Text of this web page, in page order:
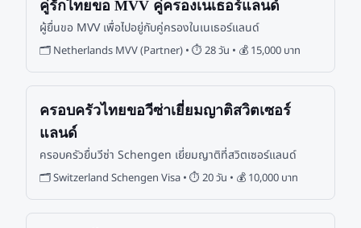
คู่รักไทยขอ MVV คู่ครองเนเธอร์แลนด์
ผู้ยื่นขอ MVV เพื่อไปอยู่กับคู่ครองในเนเธอร์แลนด์
🗂 Netherlands MVV (Partner) • ⏱ 28 วัน • 💰 15,000 บาท
ครอบครัวไทยขอวีซ่าเยี่ยมญาติสวิตเซอร์
แลนด์
ครอบครัวยื่นวีซ่า Schengen เยี่ยมญาติที่สวิตเซอร์แลนด์
🗂Switzerland Schengen Visa • ⏱ 20 วัน • 💰 10,000 บาท